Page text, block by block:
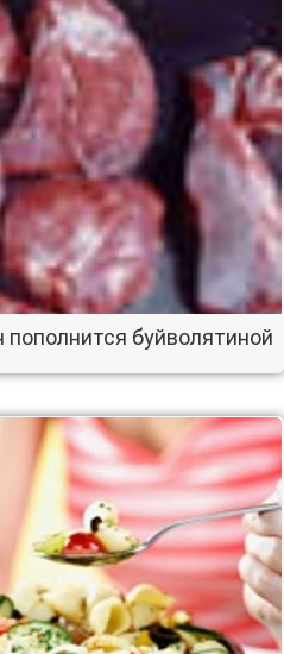
буйволятиной